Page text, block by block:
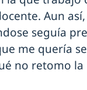
Aun
seguía
me quería
no retomo